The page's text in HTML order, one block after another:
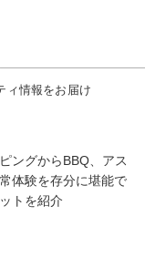
ィ情報をお届け
ングからBBQ、アス
体験を存分に堪能で
トを紹介